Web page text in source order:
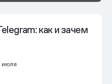
как и зачем
июля